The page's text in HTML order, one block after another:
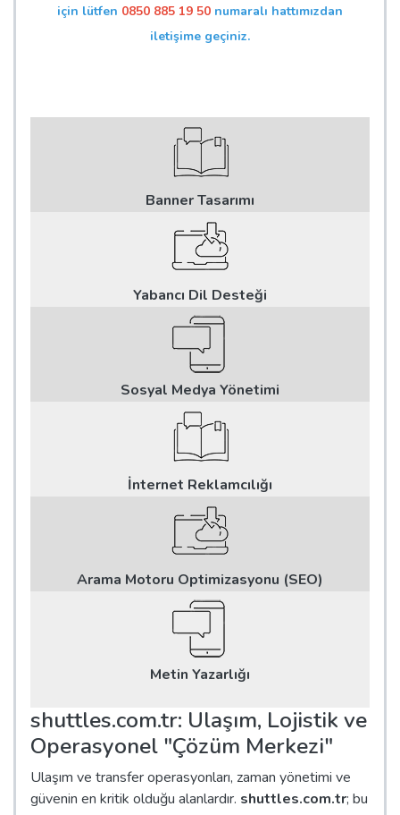
için lütfen 0850 885 19 50 numaralı hattımızdan
iletişime geçiniz.
Banner Tasarımı
Yabancı Dil Desteği
Sosyal Medya Yönetimi
İnternet Reklamcılığı
Arama Motoru Optimizasyonu (SEO)
Metin Yazarlığı
shuttles.com.tr: Ulaşım, Lojistik ve
Operasyonel "Çözüm Merkezi"
Ulaşım ve transfer operasyonları, zaman yönetimi ve
güvenin en kritik olduğu alanlardır. shuttles.com.tr; bu